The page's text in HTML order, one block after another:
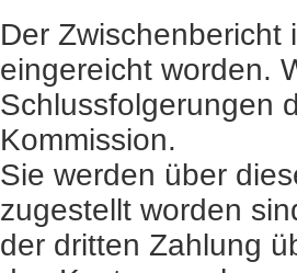
Der Zwischenbericht
eingereicht worden.
Schlussfolgerungen
Kommission.
Sie werden über
zugestellt worden
der dritten Zahlung